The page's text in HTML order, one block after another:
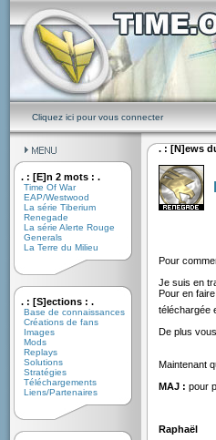
Cliquez ici pour vous connecter
. : [E]n 2 mots : .
Time Of War
EAP/Westwood
La série Tiberium
Renegade
La série Alerte Rouge
Generals
La Terre du Milieu
. : [S]ections : .
Base de connaissances
Créations de fans
Images
Mods
Replays
Solutions
Stratégies
Téléchargements
Liens/Partenaires
. : [N]ews
Pour
Je suis en
Pour en
téléchargée
De plus
Maintenant
MAJ : pour
Raphaël